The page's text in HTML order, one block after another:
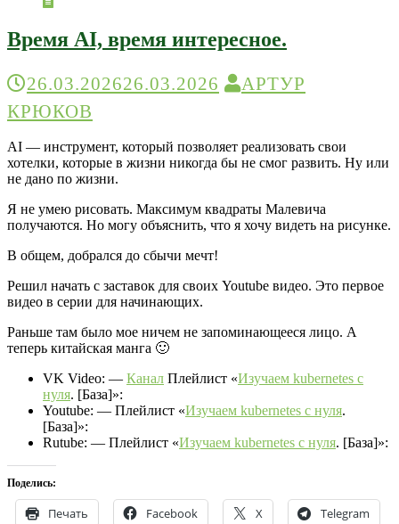
Время AI, время интересное.
26.03.202626.03.2026
АРТУР
КРЮКОВ
AI — инструмент, который позволяет реализовать свои
хотелки, которые в жизни никогда бы не смог развить. Ну или
не дано по жизни.
Я не умею рисовать. Максимум квадраты Малевича
получаются. Но могу объяснить, что я хочу видеть на рисунке.
В общем, добрался до сбычи мечт!
Решил начать с заставок для своих Youtube видео. Это первое
видео в серии для начинающих.
Раньше там было мое ничем не запоминающееся лицо. А
теперь китайская манга 🙂
VK Video: — Канал Плейлист «Изучаем kubernetes с
нуля. [База]»:
Youtube: — Плейлист «Изучаем kubernetes с нуля.
[База]»:
Rutube: — Плейлист «Изучаем kubernetes с нуля. [База]»:
Поделись:
Печать Facebook X Telegram